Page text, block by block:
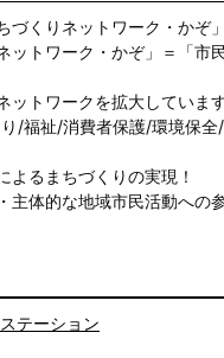
づくりネットワーク・かぞ
ットワーク・かぞ」＝「市
ットワークを拡大しています
/福祉/消費者保護/環境保全
よるまちづくりの実現！
主体的な地域市民活動への
テーション